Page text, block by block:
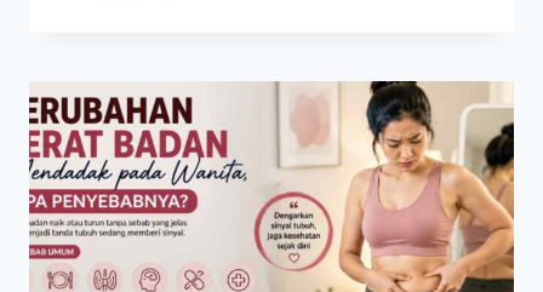
ANTIOKSIDAN
TINGGI
DAN
BAIK
DIKONSUMSI
SETIAP
HARI